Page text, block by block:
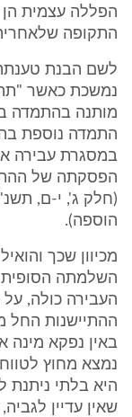
הפללה עצמית הן
התקופה שלאחריה (סעיף 2.1
נמשכת כאשר
מותנה בהתמדה
התמדה נוספת
במסגרת עבירה
הפסקתה של
הוספה).
מכיוון שכך
השלמתה הסופית
העבירה כולה,
ההתיישנות החל
באין נפקא מינה
נמצא מחוץ
היא בלתי ניתנת
שאין עדיין